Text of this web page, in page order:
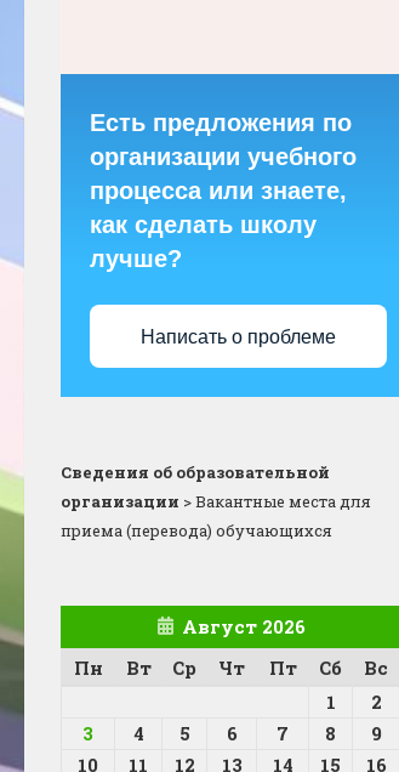
Есть предложения по
организации учебного
процесса или знаете,
как сделать школу
лучше?
Написать о проблеме
Сведения об образовательной
организации >Вакантные места для
приема (перевода) обучающихся
Август 2026
Пн
Вт Ср Чт Пт Сб
Вс
1
2
3
4 5 6 7 8
9
10
11 12 13 14 15
16